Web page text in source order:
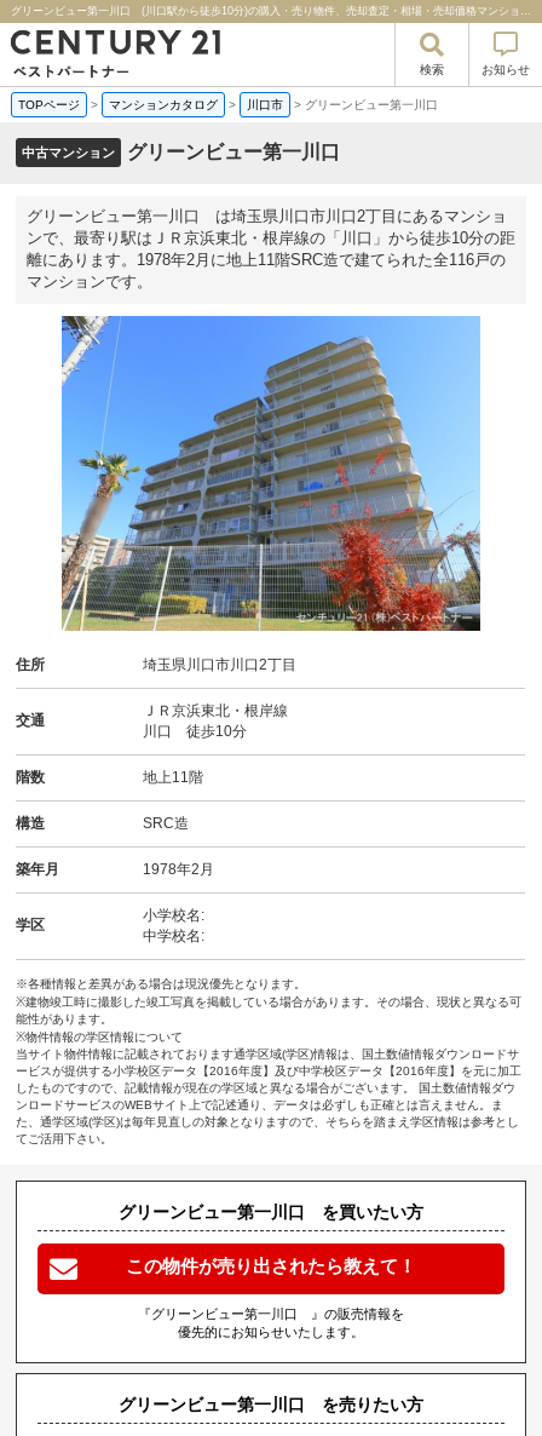
グリーンビュー第一川口 (川口駅から徒歩10分)の購入・売り物件、売却査定・相場・売却価格マンション情報｜センチュリー２１ベストパートナー
検索 お知らせ
TOPページ > マンションカタログ > 川口市 > グリーンビュー第一川口
中古マンション グリーンビュー第一川口
グリーンビュー第一川口 は埼玉県川口市川口2丁目にあるマンショ
ンで、最寄り駅はＪＲ京浜東北・根岸線の「川口」から徒歩10分の距
離にあります。1978年2月に地上11階SRC造で建てられた全116戸の
マンションです。
住所 埼玉県川口市川口2丁目
交通
ＪＲ京浜東北・根岸線
川口 徒歩10分
階数 地上11階
構造 SRC造
築年月 1978年2月
学区
小学校名:
中学校名:
※各種情報と差異がある場合は現況優先となります。
※建物竣工時に撮影した竣工写真を掲載している場合があります。その場合、現状と異なる可
能性があります。
※物件情報の学区情報について
当サイト物件情報に記載されております通学区域(学区)情報は、国土数値情報ダウンロードサ
ービスが提供する小学校区データ【2016年度】及び中学校区データ【2016年度】を元に加工
したものですので、記載情報が現在の学区域と異なる場合がございます。 国土数値情報ダウ
ンロードサービスのWEBサイト上で記述通り、データは必ずしも正確とは言えません。ま
た、通学区域(学区)は毎年見直しの対象となりますので、そちらを踏まえ学区情報は参考とし
てご活用下さい。
グリーンビュー第一川口 を買いたい方
この物件が売り出されたら教えて！
『グリーンビュー第一川口 』の販売情報を
優先的にお知らせいたします。
グリーンビュー第一川口 を売りたい方